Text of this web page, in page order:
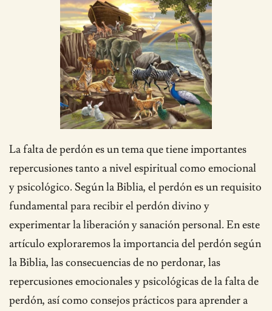
La falta de perdón es un tema que tiene importantes
repercusiones tanto a nivel espiritual como emocional
y psicológico. Según la Biblia, el perdón es un requisito
fundamental para recibir el perdón divino y
experimentar la liberación y sanación personal. En este
artículo exploraremos la importancia del perdón según
la Biblia, las consecuencias de no perdonar, las
repercusiones emocionales y psicológicas de la falta de
perdón, así como consejos prácticos para aprender a